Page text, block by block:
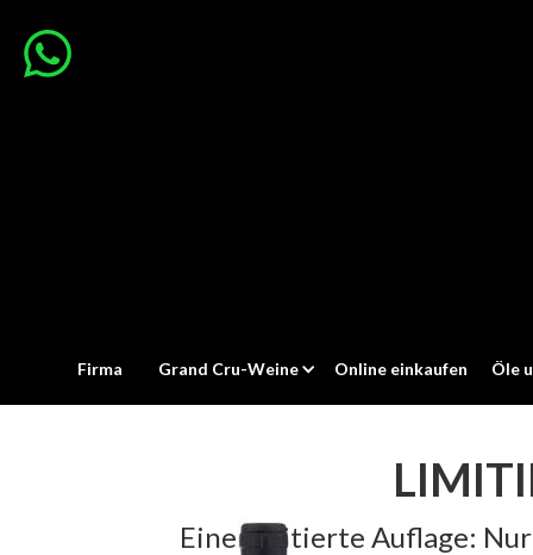
Firma Grand Cru-Weine Online einkaufen Öle
Eine limitierte Auflage: